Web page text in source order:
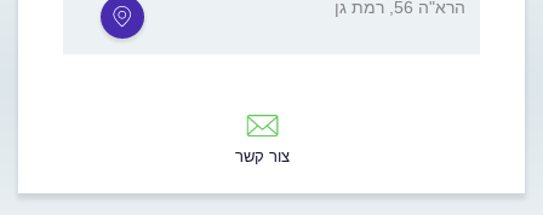
הרא"ה 56, רמת גן
צור קשר